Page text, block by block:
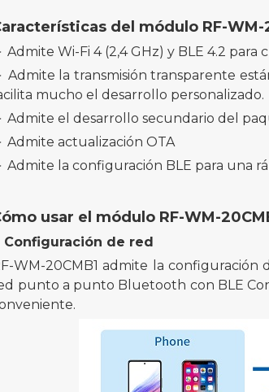
del módulo RF-WM-
Admite Wi-Fi 4 (2,4 GHz) y BLE 4.2
Admite la transmisión transparente
mucho el desarrollo personalizado.
Admite el desarrollo secundario del
Admite actualización OTA
Admite la configuración BLE para una
usar el módulo RF-WM-
Configuración de red
WM-20CMB1 admite la
punto a punto Bluetooth con BLE